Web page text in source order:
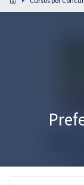
residências em saúde
Graduação